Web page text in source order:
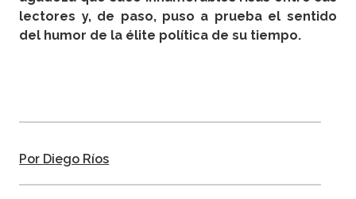
lectores y, de paso, puso a prueba el sentido
del humor de la élite política de su tiempo.
Por Diego Ríos